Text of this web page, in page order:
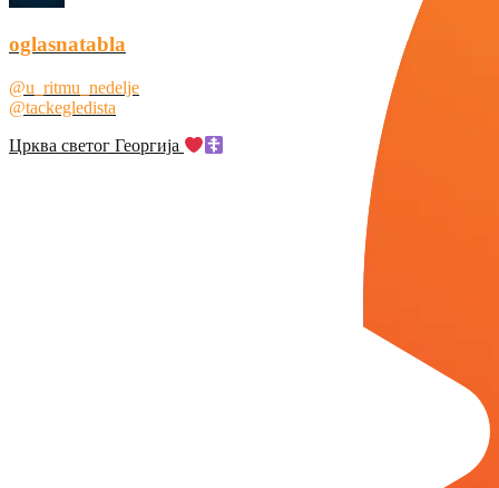
oglasnatabla
@u_ritmu_nedelje
@tackegledista
Црква светог Георгија